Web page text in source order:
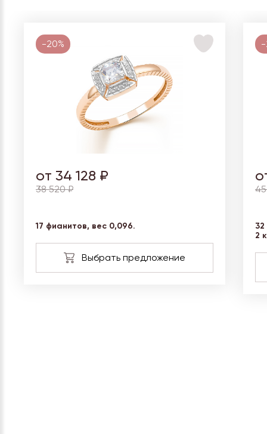
-20%
от 34 128 ₽
38 520 ₽
17 фианитов, вес 0,096.
-
2